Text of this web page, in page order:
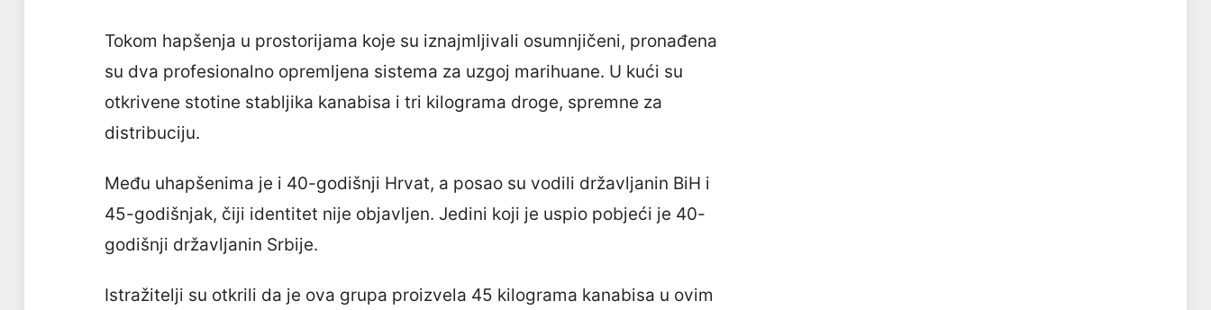
Tokom hapšenja u prostorijama koje su iznajmljivali osumnjičeni, pronađena
su dva profesionalno opremljena sistema za uzgoj marihuane. U kući su
otkrivene stotine stabljika kanabisa i tri kilograma droge, spremne za
distribuciju.
Među uhapšenima je i 40-godišnji Hrvat, a posao su vodili državljanin BiH i
45-godišnjak, čiji identitet nije objavljen. Jedini koji je uspio pobjeći je 40-
godišnji državljanin Srbije.
Istražitelji su otkrili da je ova grupa proizvela 45 kilograma kanabisa u ovim